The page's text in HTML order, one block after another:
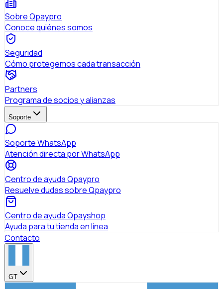
Sobre Qpaypro
Conoce quiénes somos
Seguridad
Cómo protegemos cada transacción
Partners
Programa de socios y alianzas
Soporte
Soporte WhatsApp
Atención directa por WhatsApp
Centro de ayuda Qpaypro
Resuelve dudas sobre Qpaypro
Centro de ayuda Qpayshop
Ayuda para tu tienda en línea
Contacto
GT